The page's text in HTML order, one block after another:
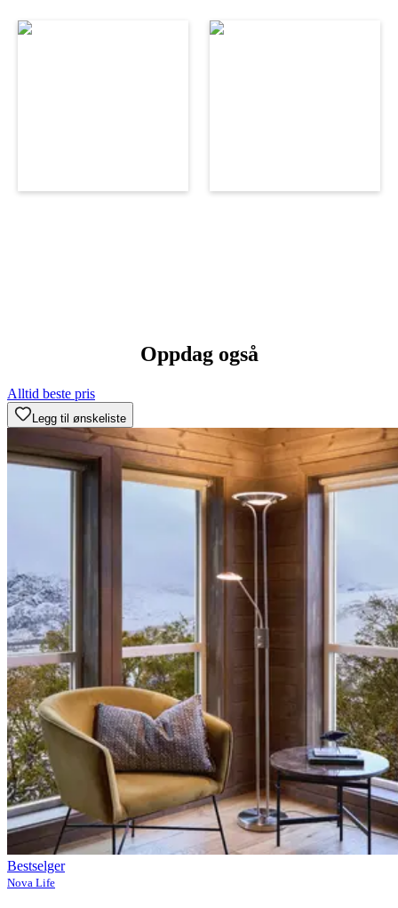
Oppdag også
Alltid beste pris
Legg til ønskeliste
Bestselger
Nova Life